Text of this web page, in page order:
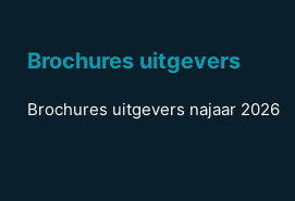
Brochures uitgevers
Brochures uitgevers najaar 2026